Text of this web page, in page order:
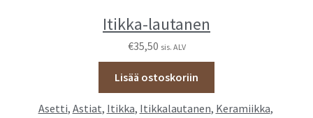
Itikka-lautanen
€35,50 sis. ALV
Lisää ostoskoriin
Asetti, Astiat, Itikka, Itikkalautanen, Keramiikka,